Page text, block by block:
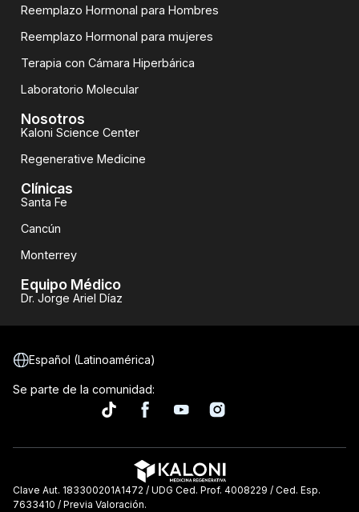
Reemplazo Hormonal para Hombres
Reemplazo Hormonal para mujeres
Terapia con Cámara Hiperbárica
Laboratorio Molecular
Nosotros
Kaloni Science Center
Regenerative Medicine
Clínicas
Santa Fe
Cancún
Monterrey
Equipo Médico
Dr. Jorge Ariel Díaz
Español (Latinoamérica)
Se parte de la comunidad:
Clave Aut. 183300201A1472 / UDG Ced. Prof. 4008229 / Ced. Esp.
7633410 / Previa Valoración.